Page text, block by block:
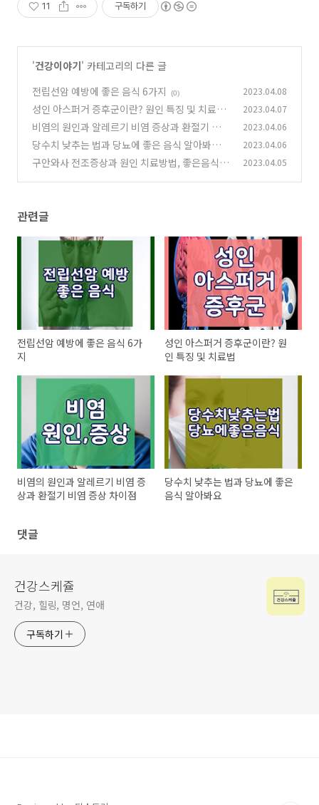
11 구독하기
'건강이야기' 카테고리의 다른 글
전립선암 예방에 좋은 음식 6가지
(0) 2023.04.08
성인 아스퍼거 증후군이란? 원인 특징 및 치료법
(0)
2023.04.07
비염의 원인과 알레르기 비염 증상과 환절기 비염
증상 차이점
(1)
2023.04.06
당수치 낮추는 법과 당뇨에 좋은 음식 알아봐요
(0)
2023.04.06
구안와사 전조증상과 원인 치료방법, 좋은음식
2023.04.05
관련글
전립선암 예방에 좋은 음식 6가
지
성인 아스퍼거 증후군이란? 원
인 특징 및 치료법
비염의 원인과 알레르기 비염 증
상과 환절기 비염 증상 차이점
당수치 낮추는 법과 당뇨에 좋은
음식 알아봐요
댓글
건강스케쥴
건강, 힐링, 명언, 연애
구독하기